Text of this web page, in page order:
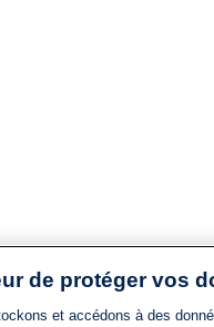
de protéger vos
et accédons à des